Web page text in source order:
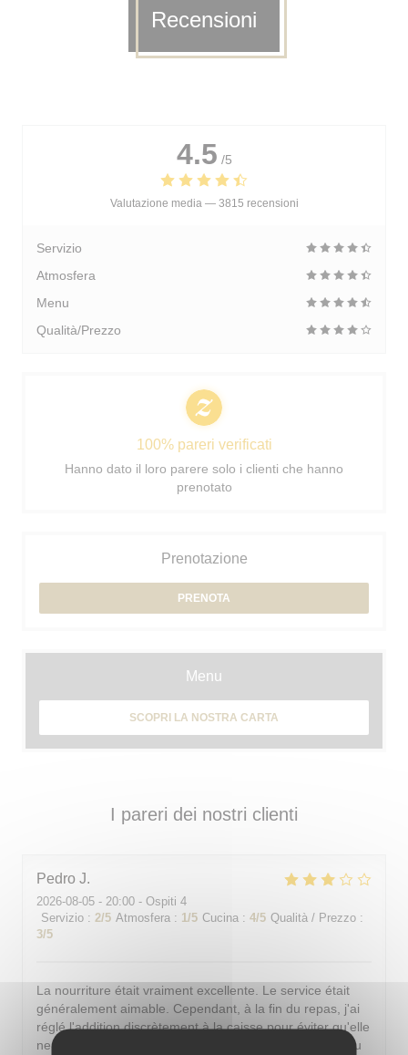
Recensioni
I pareri dei nostri clienti
Pedro J
2026-08-05 - 20:00 - Ospiti 4
Servizio : 2/5 Atmosfera : 1/5 Cucina : 4/5 Qualità / Prezzo :
3/5
La nourriture était vraiment excellente. Le service était
généralement aimable. Cependant, à la fin du repas, j'ai
réglé l'addition discrètement à la caisse pour éviter qu'elle
ne soit présentée à table. Or, en partant, un serveur peu
4.5 /5
Valutazione media — 3815 recensioni
Servizio
Atmosfera
Menu
Qualità/Prezzo
100% pareri verificati
Hanno dato il loro parere solo i clienti che hanno
prenotato
Prenotazione
PRENOTA
Menu
SCOPRI LA NOSTRA CARTA